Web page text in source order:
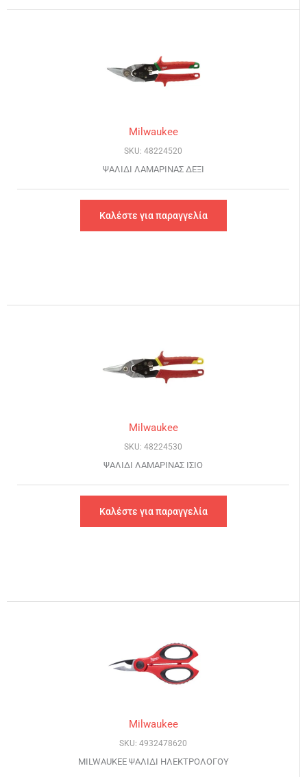
Milwaukee
SKU: 48224520
ΨΑΛΙΔΙ ΛΑΜΑΡΙΝΑΣ ΔΕΞΙ
Καλέστε για παραγγελία
Milwaukee
SKU: 48224530
ΨΑΛΙΔΙ ΛΑΜΑΡΙΝΑΣ ΙΣΙΟ
Καλέστε για παραγγελία
Milwaukee
SKU: 4932478620
MILWAUKEE ΨΑΛΙΔΙ ΗΛΕΚΤΡΟΛΟΓΟΥ